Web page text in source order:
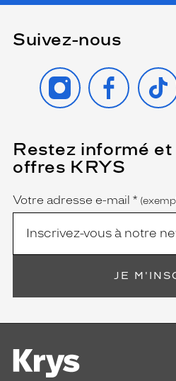
Suivez-nous
INSTAGRAMFACEBOOK
Restez informé
offres KRYS
Name
Votre adresse e-mail *
(Ce
champ
est
obligatoire)
JE